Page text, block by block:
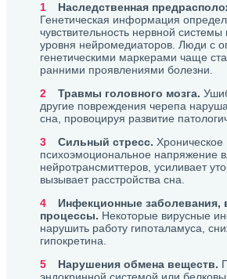
Наследственная
Генетическая информация
чувствительность нервной
уровня нейромедиаторов. Люди с
генетическими маркерами чаще
ранними проявлениями болезни.
Травмы головного мозга.
другие повреждения черепа
сна, провоцируя развитие
Сильный стресс. Хроническое
психоэмоциональное напряжение
нейротрансмиттеров, усиливает
вызывает расстройства сна.
Инфекционные заболевания,
процессы. Некоторые вирусные
нарушить работу гипоталамуса,
гипокретина.
Нарушения обмена веществ.